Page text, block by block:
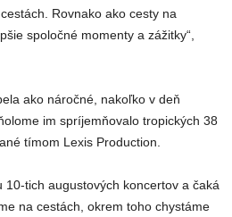
Rovnako ako cesty na
spoločné momenty a zážitky“,
ako náročné, nakoľko v deň
im spríjemňovalo tropických 38
tímom Lexis Production.
10-tich augustových koncertov a čaká
na cestách, okrem toho chystáme